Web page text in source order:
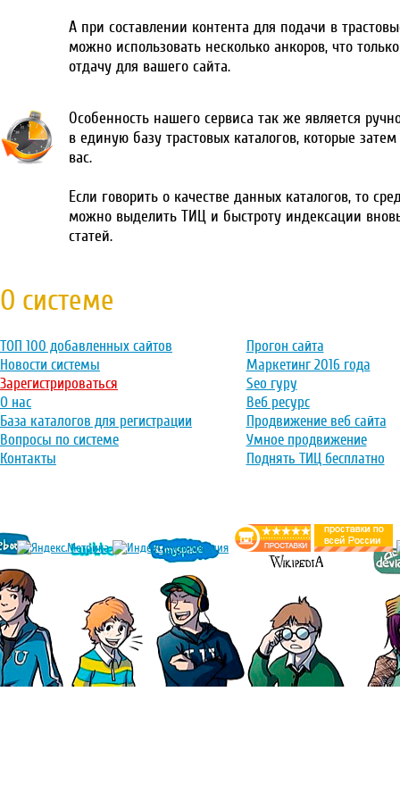
А при составлении контента для подачи в
можно использовать несколько анкоров, что
отдачу для вашего сайта.
Особенность нашего сервиса так же является
в единую базу трастовых каталогов, которые
вас.
Если говорить о качестве данных каталогов, то
можно выделить ТИЦ и быстроту индексации
статей.
О системе
ТОП 100 добавленных сайтов
Новости системы
Зарегистрироваться
О нас
База каталогов для регистрации
Вопросы по системе
Контакты
Прогон сайта
Маркетинг 2016 года
Seo гуру
Веб ресурс
Продвижение веб сайта
Умное продвижение
Поднять ТИЦ бесплатно